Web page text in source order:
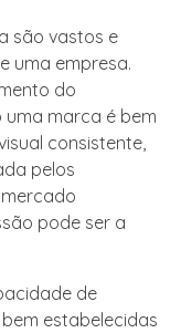
são vastos e
uma empresa.
do
marca é bem
consistente,
pelos
pode ser a
de
estabelecidas